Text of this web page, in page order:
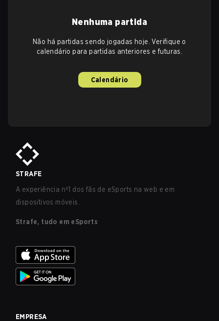
Nenhuma partida
Não há partidas sendo jogadas hoje. Verifique o
calendário para partidas anteriores e futuras.
Calendário
STRAFE
A experiência nº1 dos fãs de eSports na web e em
dispositivos móveis.
Strafe, tudo em eSports
EMPRESA